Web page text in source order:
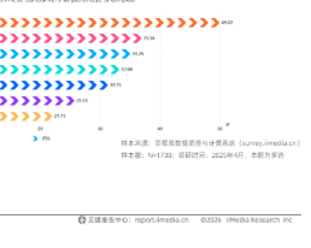
显著（48.93%）、成分是否天然
品安全性是否可靠（42.00%）等
，愿意为高品质且能切实发挥功效
艾媒咨询分析师认为，高品质、强
具备更强的溢价能力与市场竞争